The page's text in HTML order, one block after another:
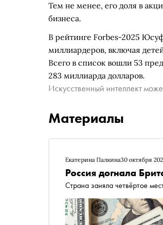
Тем не менее, его доля в
бизнеса.
В рейтинге Forbes-2025
миллиардеров, включая
Всего в список вошли 53
283 миллиарда долларов.
Искусственный интеллект
Материалы
Екатерина Палкина30 октября
Россия догнала
Страна заняла четвёртое